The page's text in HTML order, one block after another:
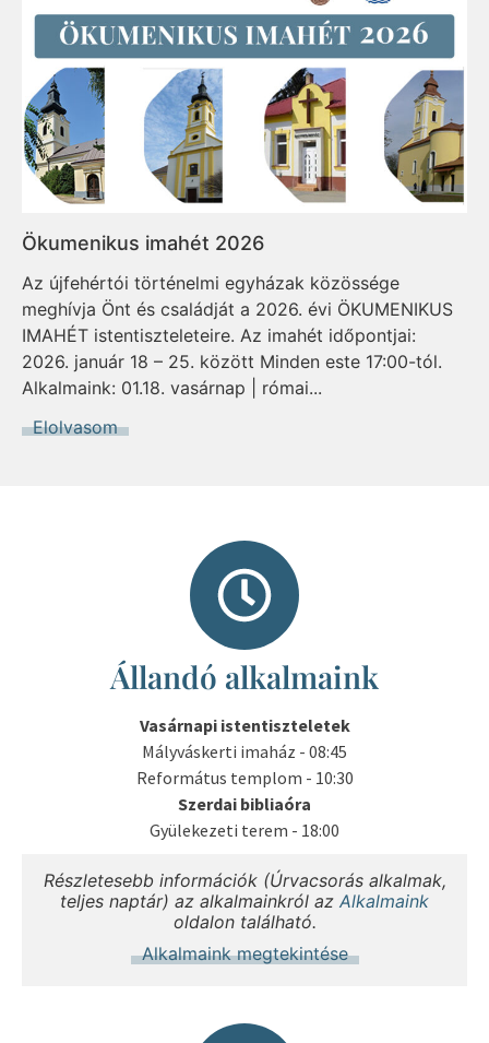
Ökumenikus imahét 2026
Az újfehértói történelmi egyházak közössége
meghívja Önt és családját a 2026. évi ÖKUMENIKUS
IMAHÉT istentiszteleteire. Az imahét időpontjai:
2026. január 18 – 25. között Minden este 17:00-tól.
Alkalmaink: 01.18. vasárnap | római...
Elolvasom
Állandó alkalmaink
Vasárnapi istentiszteletek
Mályváskerti imaház - 08:45
Református templom - 10:30
Szerdai bibliaóra
Gyülekezeti terem - 18:00
Részletesebb információk (Úrvacsorás alkalmak,
teljes naptár) az alkalmainkról az Alkalmaink
oldalon található.
Alkalmaink megtekintése